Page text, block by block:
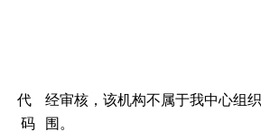
代
码
经审核，该机构不属于我中心组
围。